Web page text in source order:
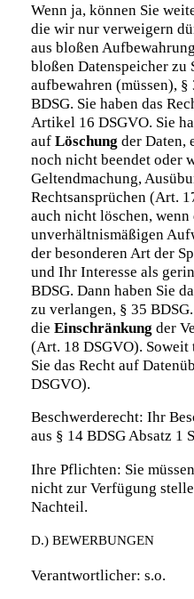
Wenn ja, können Sie
die wir nur verweigern
aus bloßen
bloßen Datenspeicher zu
aufbewahren (müssen), §
BDSG. Sie haben das
Artikel 16 DSGVO. Sie
auf Löschung der Daten,
noch nicht beendet oder
Geltendmachung,
Rechtsansprüchen (Art.
auch nicht löschen, wenn
unverhältnismäßigen
der besonderen Art der
und Ihr Interesse als
BDSG. Dann haben Sie
zu verlangen, § 35
die Einschränkung der
(Art. 18 DSGVO).
Sie das Recht auf
DSGVO).
Beschwerderecht: Ihr
aus § 14 BDSG Absatz 1
Ihre Pflichten: Sie
nicht zur Verfügung
Nachteil.
D.) BEWERBUNGEN
Verantwortlicher: s.o.